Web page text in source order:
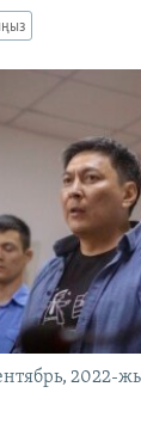
сайттары
2022-